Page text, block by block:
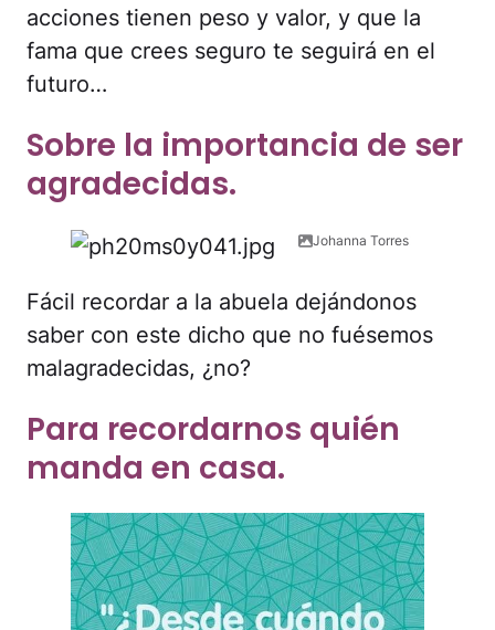
acciones tienen peso y valor, y que la
fama que crees seguro te seguirá en el
futuro…
Sobre la importancia de ser
agradecidas.
Johanna Torres
Fácil recordar a la abuela dejándonos
saber con este dicho que no fuésemos
malagradecidas, ¿no?
Para recordarnos quién
manda en casa.